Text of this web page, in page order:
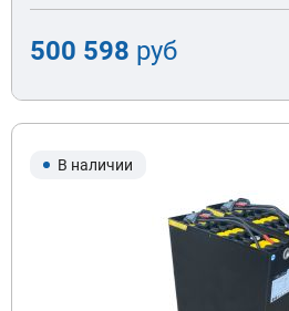
500 598 руб
В наличии